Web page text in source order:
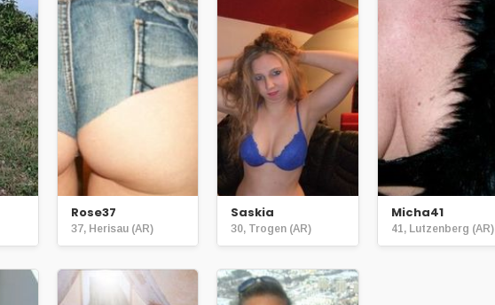
Rose37
37, Herisau (AR)
Saskia
30, Trogen (AR)
Micha41
41, Lutzenberg (AR)